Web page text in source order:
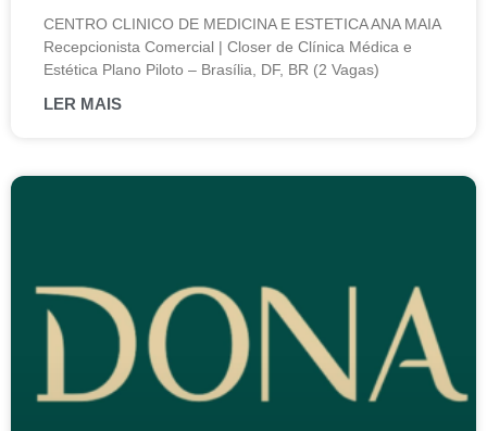
CENTRO CLINICO DE MEDICINA E ESTETICA ANA MAIA
Recepcionista Comercial | Closer de Clínica Médica e
Estética Plano Piloto – Brasília, DF, BR (2 Vagas)
LER MAIS